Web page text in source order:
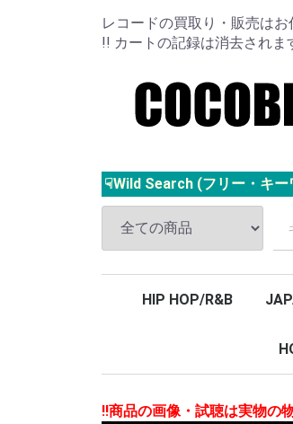
レコードの買取り・販売は
!! カートの記録は消去されま
☟Wild Search (フリー・キー
HIP HOP/R&B
!!商品の画像・試聴は実物の